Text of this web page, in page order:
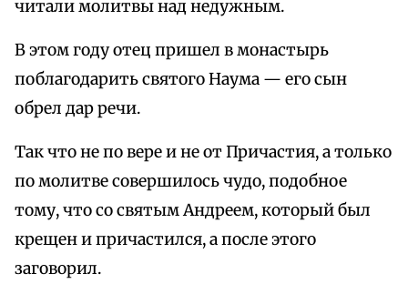
читали молитвы над недужным.
В этом году отец пришел в монастырь
поблагодарить святого Наума — его сын
обрел дар речи.
Так что не по вере и не от Причастия, а только
по молитве совершилось чудо, подобное
тому, что со святым Андреем, который был
крещен и причастился, а после этого
заговорил.